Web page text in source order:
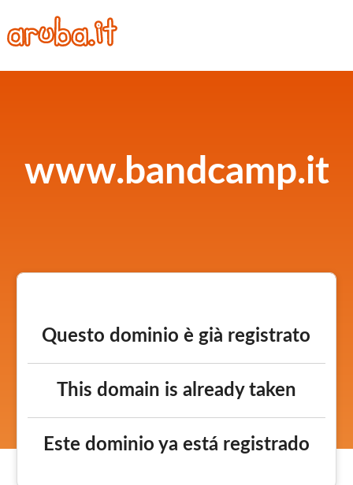
www.bandcamp.it
Questo dominio è già registrato
This domain is already taken
Este dominio ya está registrado